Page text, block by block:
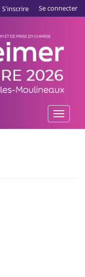
S'inscrire Se connecter
Toggle